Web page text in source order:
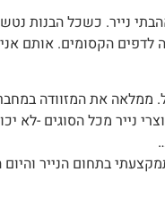
נייר. כשכל הבנות
לדפים הקסומים. אותם
ממלאה את המזוודה
נייר מכל הסוגים -לא
בתחום הנייר והיום